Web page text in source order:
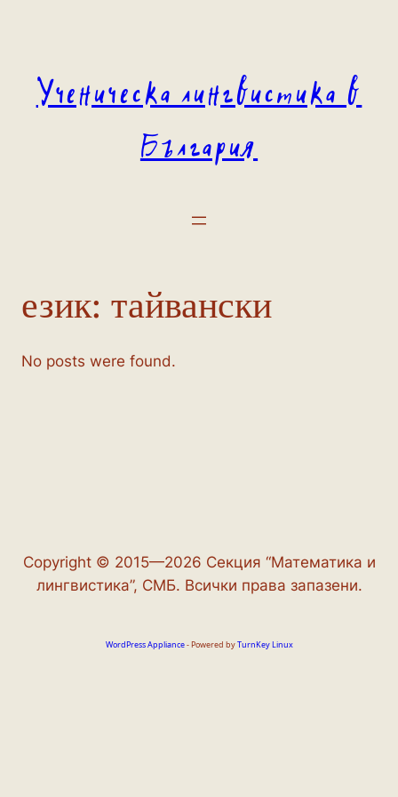
Ученическа лингвистика в
България
език: тайвански
No posts were found.
Copyright © 2015—2026 Секция “Математика и
лингвистика”, СМБ. Всички права запазени.
WordPress Appliance- Powered byTurnKey Linux